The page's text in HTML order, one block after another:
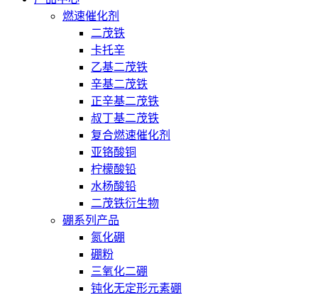
燃速催化剂
二茂铁
卡托辛
乙基二茂铁
辛基二茂铁
正辛基二茂铁
叔丁基二茂铁
复合燃速催化剂
亚铬酸铜
柠檬酸铅
水杨酸铅
二茂铁衍生物
硼系列产品
氮化硼
硼粉
三氧化二硼
钝化无定形元素硼